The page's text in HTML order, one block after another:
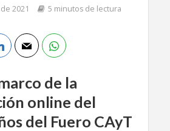
2021 5 minutos de lectura
de la
online del
del Fuero CAyT